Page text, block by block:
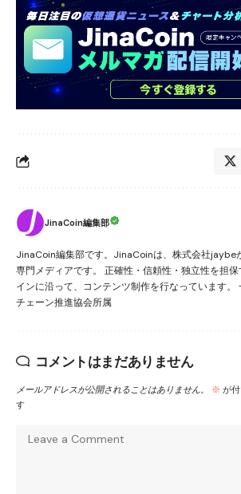
JinaCoin編集部
JinaCoin編集部です。JinaCoinは、株式会社jaybe
専門メディアです。 正確性・信頼性・独立性を担
インに沿って、コンテンツ制作を行なっています。
チェーン推進協会所属
コメントはまだありません
メールアドレスが公開されることはありません。 ※ が
す